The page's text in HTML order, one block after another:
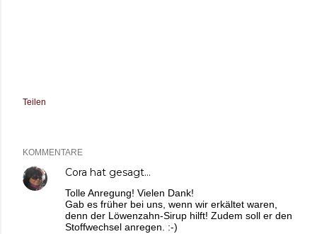
Teilen
KOMMENTARE
Cora hat gesagt…
Tolle Anregung! Vielen Dank!
Gab es früher bei uns, wenn wir erkältet waren,
denn der Löwenzahn-Sirup hilft! Zudem soll er den
Stoffwechsel anregen. :-)